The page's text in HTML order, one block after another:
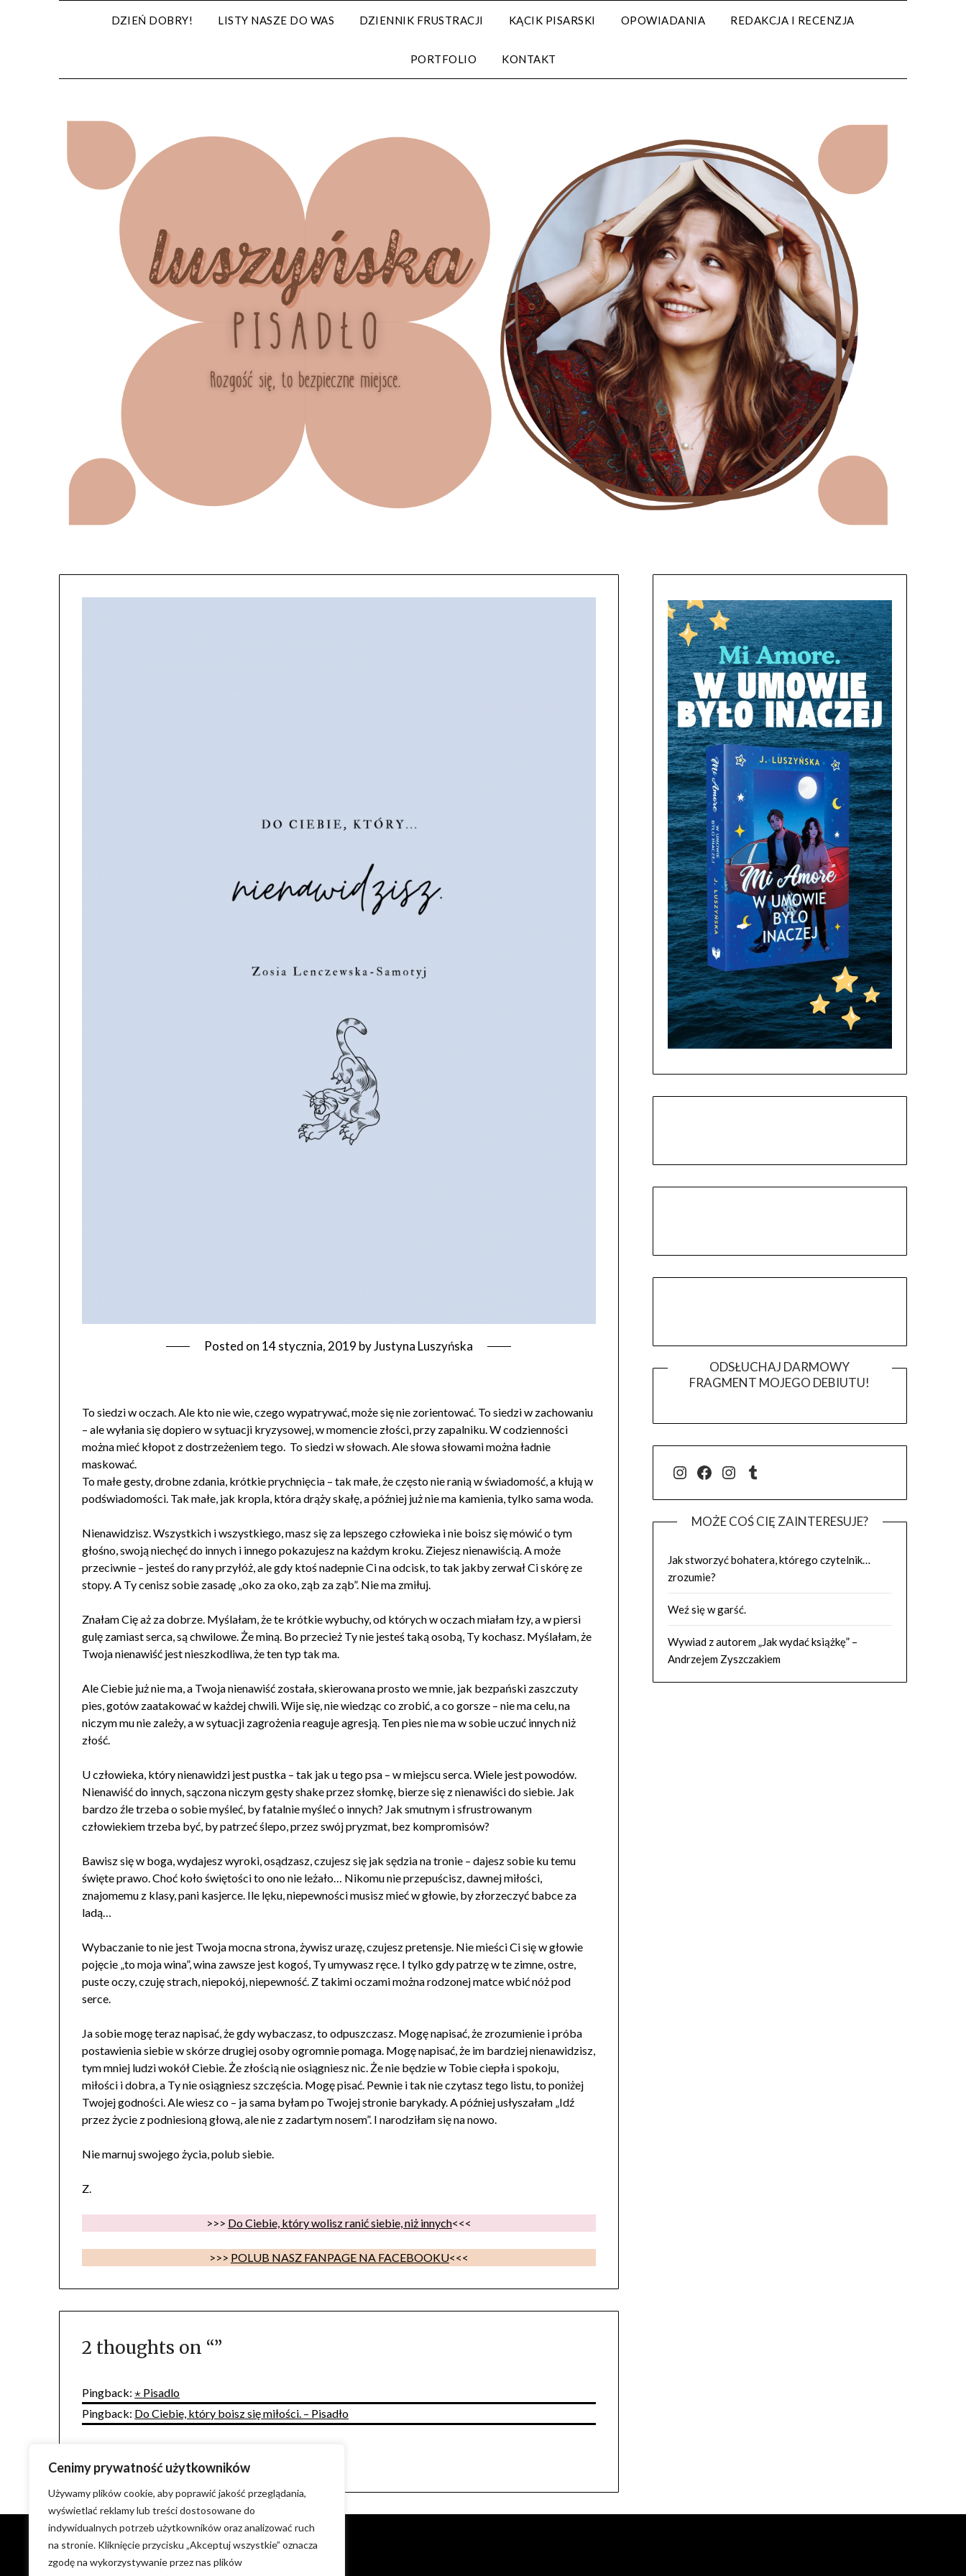
Cenimy prywatność użytkowników
Używamy plików cookie, aby poprawić jakość przeglądania,
wyświetlać reklamy lub treści dostosowane do
indywidualnych potrzeb użytkowników oraz analizować ruch
na stronie. Kliknięcie przycisku „Akceptuj wszystkie” oznacza
zgodę na wykorzystywanie przez nas plików
DZIEŃ DOBRY! LISTY NASZE DO WAS DZIENNIK FRUSTRACJI KĄCIK PISARSKI OPOWIADANIA REDAKCJA I RECENZJA
PORTFOLIO KONTAKT
Posted on 14 stycznia, 2019 byJustyna Luszyńska
To siedzi w oczach. Ale kto nie wie, czego wypatrywać, może się nie zorientować. To siedzi w zachowaniu
– ale wyłania się dopiero w sytuacji kryzysowej, w momencie złości, przy zapalniku. W codzienności
można mieć kłopot z dostrzeżeniem tego. To siedzi w słowach. Ale słowa słowami można ładnie
maskować.
To małe gesty, drobne zdania, krótkie prychnięcia – tak małe, że często nie ranią w świadomość, a kłują w
podświadomości. Tak małe, jak kropla, która drąży skałę, a później już nie ma kamienia, tylko sama woda.
Nienawidzisz. Wszystkich i wszystkiego, masz się za lepszego człowieka i nie boisz się mówić o tym
głośno, swoją niechęć do innych i innego pokazujesz na każdym kroku. Ziejesz nienawiścią. A może
przeciwnie – jesteś do rany przyłóż, ale gdy ktoś nadepnie Ci na odcisk, to tak jakby zerwał Ci skórę ze
stopy. A Ty cenisz sobie zasadę „oko za oko, ząb za ząb”. Nie ma zmiłuj.
Znałam Cię aż za dobrze. Myślałam, że te krótkie wybuchy, od których w oczach miałam łzy, a w piersi
gulę zamiast serca, są chwilowe. Że miną. Bo przecież Ty nie jesteś taką osobą, Ty kochasz. Myślałam, że
Twoja nienawiść jest nieszkodliwa, że ten typ tak ma.
Ale Ciebie już nie ma, a Twoja nienawiść została, skierowana prosto we mnie, jak bezpański zaszczuty
pies, gotów zaatakować w każdej chwili. Wije się, nie wiedząc co zrobić, a co gorsze – nie ma celu, na
niczym mu nie zależy, a w sytuacji zagrożenia reaguje agresją. Ten pies nie ma w sobie uczuć innych niż
złość.
U człowieka, który nienawidzi jest pustka – tak jak u tego psa – w miejscu serca. Wiele jest powodów.
Nienawiść do innych, sączona niczym gęsty shake przez słomkę, bierze się z nienawiści do siebie. Jak
bardzo źle trzeba o sobie myśleć, by fatalnie myśleć o innych? Jak smutnym i sfrustrowanym
człowiekiem trzeba być, by patrzeć ślepo, przez swój pryzmat, bez kompromisów?
Bawisz się w boga, wydajesz wyroki, osądzasz, czujesz się jak sędzia na tronie – dajesz sobie ku temu
święte prawo. Choć koło świętości to ono nie leżało… Nikomu nie przepuścisz, dawnej miłości,
znajomemu z klasy, pani kasjerce. Ile lęku, niepewności musisz mieć w głowie, by złorzeczyć babce za
ladą…
Wybaczanie to nie jest Twoja mocna strona, żywisz urazę, czujesz pretensje. Nie mieści Ci się w głowie
pojęcie „to moja wina”, wina zawsze jest kogoś, Ty umywasz ręce. I tylko gdy patrzę w te zimne, ostre,
puste oczy, czuję strach, niepokój, niepewność. Z takimi oczami można rodzonej matce wbić nóż pod
serce.
Ja sobie mogę teraz napisać, że gdy wybaczasz, to odpuszczasz. Mogę napisać, że zrozumienie i próba
postawienia siebie w skórze drugiej osoby ogromnie pomaga. Mogę napisać, że im bardziej nienawidzisz,
tym mniej ludzi wokół Ciebie. Że złością nie osiągniesz nic. Że nie będzie w Tobie ciepła i spokoju,
miłości i dobra, a Ty nie osiągniesz szczęścia. Mogę pisać. Pewnie i tak nie czytasz tego listu, to poniżej
Twojej godności. Ale wiesz co – ja sama byłam po Twojej stronie barykady. A później usłyszałam „Idź
przez życie z podniesioną głową, ale nie z zadartym nosem”. I narodziłam się na nowo.
Nie marnuj swojego życia, polub siebie.
Z.
>>> Do Ciebie, który wolisz ranić siebie, niż innych<<<
>>> POLUB NASZ FANPAGE NA FACEBOOKU<<<
2 thoughts on “”
Pingback:⋆ Pisadlo
Pingback: Do Ciebie, który boisz się miłości. – Pisadło
ODSŁUCHAJ DARMOWY
FRAGMENT MOJEGO DEBIUTU!
@j.luszynska
Facebook
@pisadlo_luszynska
Tumblr
MOŻE COŚ CIĘ ZAINTERESUJE?
Jak stworzyć bohatera, którego czytelnik…
zrozumie?
Weź się w garść.
Wywiad z autorem „Jak wydać książkę” –
Andrzejem Zyszczakiem
NIE WYRAŻAM ZGODY NA KOPIOWANIE ZDJĘĆ I
TREŚCI ORAZ WYKORZYSTYWANIE ICH NA INNYCH